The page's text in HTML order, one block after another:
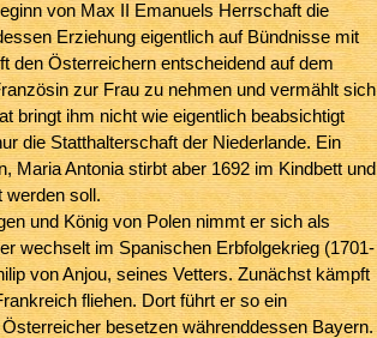
von Max II Emanuels Herrschaft die
Erziehung eigentlich auf Bündnisse mit
den Österreichern entscheidend auf dem
zur Frau zu nehmen und vermählt sich
bringt ihm nicht wie eigentlich beabsichtigt
die Statthalterschaft der Niederlande. Ein
Maria Antonia stirbt aber 1692 im Kindbett und
werden soll.
und König von Polen nimmt er sich als
wechselt im Spanischen Erbfolgekrieg (1701-
von Anjou, seines Vetters. Zunächst kämpft
fliehen. Dort führt er so ein
besetzen währenddessen Bayern.